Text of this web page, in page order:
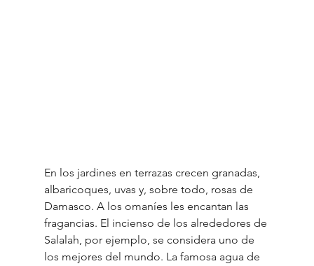
En los jardines en terrazas crecen granadas,
albaricoques, uvas y, sobre todo, rosas de
Damasco. A los omaníes les encantan las
fragancias. El incienso de los alrededores de
Salalah, por ejemplo, se considera uno de
los mejores del mundo. La famosa agua de